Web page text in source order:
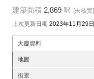
建築面積 2,869 呎 [未核實]
上次更新日期 2023年11月29日
大廈資料
地圖
街景